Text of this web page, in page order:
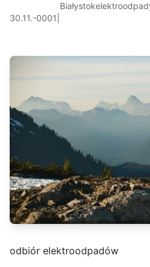
30.11.-0001
Białystok
odbiór elektroodpadów